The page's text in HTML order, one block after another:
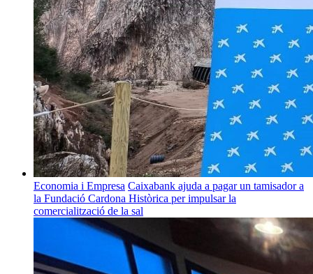
Economia i Empresa Caixabank ajuda a pagar un tamisador a
la Fundació Cardona Històrica per impulsar la
comercialització de la sal